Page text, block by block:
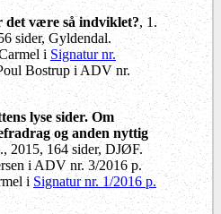
det være så indviklet?, 1.
sider, Gyldendal.
i Signatur nr.
Bostrup i ADV nr.
lyse sider. Om
og anden nyttig
2015, 164 sider, DJØF.
i ADV nr. 3/2016 p.
i Signatur nr. 1/2016 p.